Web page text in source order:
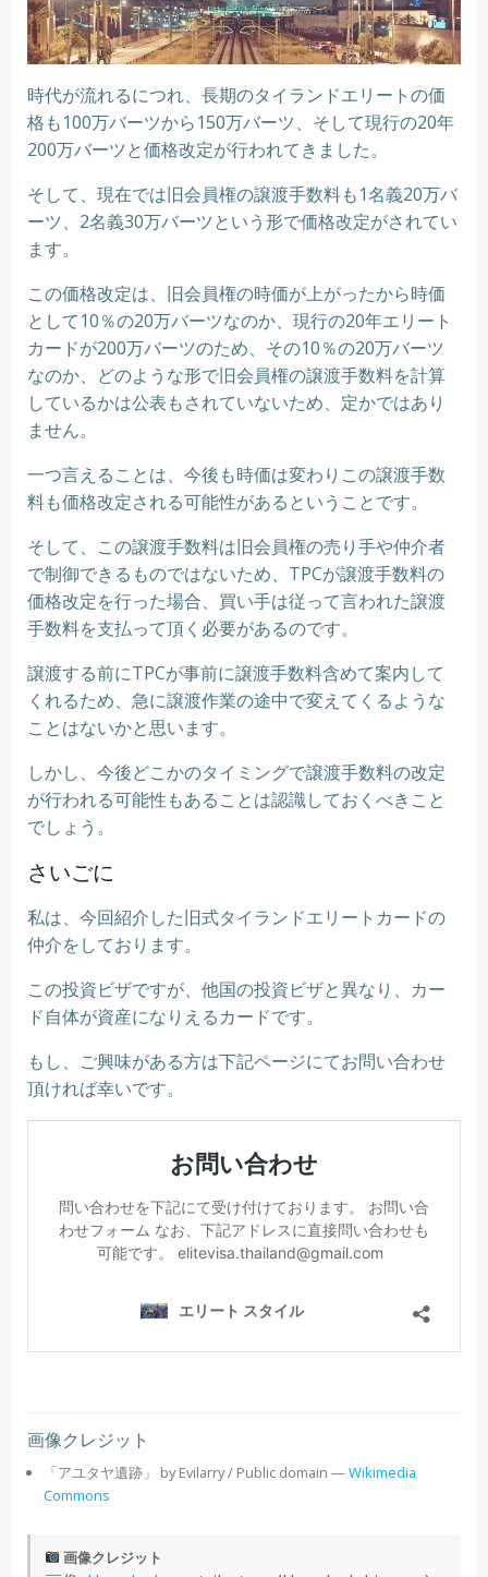
時代が流れるにつれ、長期のタイランドエリートの価
格も100万バーツから150万バーツ、そして現行の20年
200万バーツと価格改定が行われてきました。
そして、現在では旧会員権の譲渡手数料も1名義20万バ
ーツ、2名義30万バーツという形で価格改定がされてい
ます。
この価格改定は、旧会員権の時価が上がったから時価
として10％の20万バーツなのか、現行の20年エリート
カードが200万バーツのため、その10％の20万バーツ
なのか、どのような形で旧会員権の譲渡手数料を計算
しているかは公表もされていないため、定かではあり
ません。
一つ言えることは、今後も時価は変わりこの譲渡手数
料も価格改定される可能性があるということです。
そして、この譲渡手数料は旧会員権の売り手や仲介者
で制御できるものではないため、TPCが譲渡手数料の
価格改定を行った場合、買い手は従って言われた譲渡
手数料を支払って頂く必要があるのです。
譲渡する前にTPCが事前に譲渡手数料含めて案内して
くれるため、急に譲渡作業の途中で変えてくるような
ことはないかと思います。
しかし、今後どこかのタイミングで譲渡手数料の改定
が行われる可能性もあることは認識しておくべきこと
でしょう。
さいごに
私は、今回紹介した旧式タイランドエリートカードの
仲介をしております。
この投資ビザですが、他国の投資ビザと異なり、カー
ド自体が資産になりえるカードです。
もし、ご興味がある方は下記ページにてお問い合わせ
頂ければ幸いです。
画像クレジット
「アユタヤ遺跡」 by Evilarry / Public domain —Wikimedia
Commons
画像クレジット